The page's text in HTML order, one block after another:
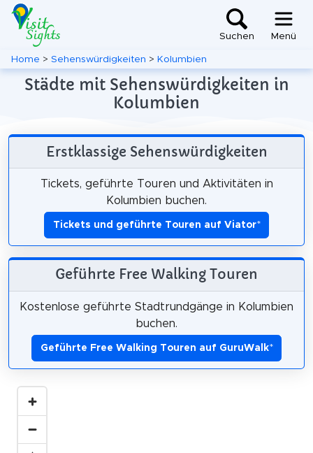
Suchen Menü
Home > Sehenswürdigkeiten > Kolumbien
Städte mit Sehenswürdigkeiten in
Kolumbien
Erstklassige Sehenswürdigkeiten
Tickets, geführte Touren und Aktivitäten in
Kolumbien buchen.
Tickets und geführte Touren auf Viator*
Geführte Free Walking Touren
Kostenlose geführte Stadtrundgänge in Kolumbien
buchen.
Geführte Free Walking Touren auf GuruWalk*